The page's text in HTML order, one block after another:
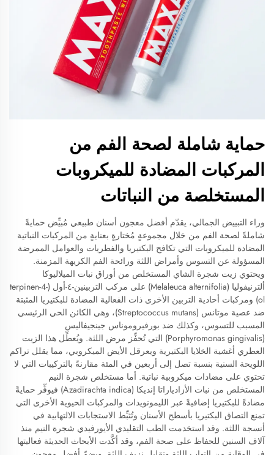
حماية شاملة لصحة الفم من
المركبات المضادة للميكروبات
المستخلصة من النباتات
وراء التبييض الجمالي، يقدّم أفضل معجون أسنان طبيعي مُبيِّض حمايةً
شاملةً لصحة الفم من خلال مجموعةٍ مُختارةٍ بعنايةٍ من المركبات النباتية
المضادة للميكروبات التي تكافح البكتيريا والفطريات والعوامل الممرضة
المسؤولة عن التسوس وأمراض اللثة ورائحة الفم الكريهة المزمنة.
ويحتوي زيت شجرة الشاي المستخلص من أوراق نبات الميلاليوكا
ألترنيفوليا (Melaleuca alternifolia) على مركب التربينين-٤-أول (terpinen-4-
ol) ومركبات أحادية التربين الأخرى ذات الفعالية المضادة للبكتيريا المثبتة
ضد عصية موتانس (Streptococcus mutans)، وهي الكائن الحي الرئيسي
المسبب للتسوس، وكذلك ضد بورفيروموناس جينجيفاليس
(Porphyromonas gingivalis) التي تُحفِّز مرض اللثة. ويُعطِّل هذا الزيت
العطري أغشية الخلايا البكتيرية ويعرقل الأيض الميكروبي، مما يقلل تراكم
اللويحة السنية بنسبة تصل إلى أربعين في المئة مقارنةً بالتركيبات التي لا
تحتوي على مضادات ميكروبية نباتية. أما مستخلص شجرة النيم
المستخلص من نبات الأزادياراتا إنديكا (Azadirachta indica) فيوفِّر حمايةً
مضادةً للبكتيريا إضافيةً عبر الليمونويدات والمركبات الحيوية الأخرى التي
تمنع التصاق البكتيريا بأسطح الأسنان وتُثبِّط الاستجابات الالتهابية في
أنسجة اللثة. وقد استخدمت الطب التقليدي الأيورفيدي شجرة النيم منذ
آلاف السنين للحفاظ على صحة الفم، وقد أكَّدت الأبحاث الحديثة فعاليتها